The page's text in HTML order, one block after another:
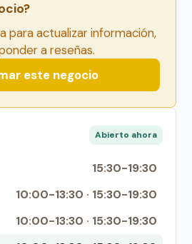
para actualizar información,
a reseñas.
este negocio
Abierto ahora
15:30-19:30
10:00-13:30 · 15:30-19:30
10:00-13:30 · 15:30-19:30